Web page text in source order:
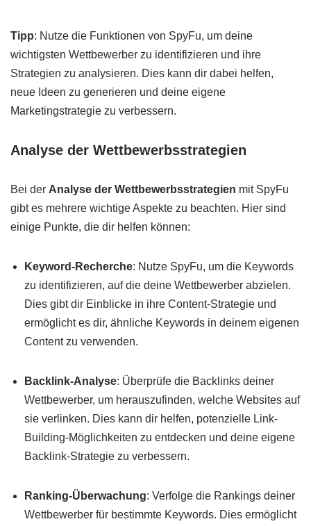
Tipp: Nutze die Funktionen von SpyFu, um deine
wichtigsten Wettbewerber zu identifizieren und ihre
Strategien zu analysieren. Dies kann dir dabei helfen,
neue Ideen zu generieren und deine eigene
Marketingstrategie zu verbessern.
Analyse der Wettbewerbsstrategien
Bei der Analyse der Wettbewerbsstrategien mit SpyFu
gibt es mehrere wichtige Aspekte zu beachten. Hier sind
einige Punkte, die dir helfen können:
Keyword-Recherche: Nutze SpyFu, um die Keywords
zu identifizieren, auf die deine Wettbewerber abzielen.
Dies gibt dir Einblicke in ihre Content-Strategie und
ermöglicht es dir, ähnliche Keywords in deinem eigenen
Content zu verwenden.
Backlink-Analyse: Überprüfe die Backlinks deiner
Wettbewerber, um herauszufinden, welche Websites auf
sie verlinken. Dies kann dir helfen, potenzielle Link-
Building-Möglichkeiten zu entdecken und deine eigene
Backlink-Strategie zu verbessern.
Ranking-Überwachung: Verfolge die Rankings deiner
Wettbewerber für bestimmte Keywords. Dies ermöglicht